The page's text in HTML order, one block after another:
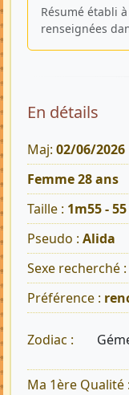
Résumé établi
renseignées
En détails
Maj: 02/06/2026
Femme 28 ans
Taille : 1m55 -
Pseudo : Alida
Sexe recherché :
Préférence :
Zodiac :
Ma 1ère Qualité :